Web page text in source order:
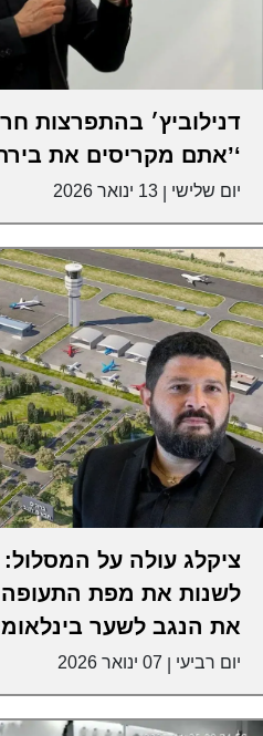
דנילוביץ׳ בהתפרצות
‘’אתם מקריסים את
יום שלישי 13 ינואר 2026
ציקלג עולה על
לשנות את מפת התעופה
את הנגב לשער
יום רביעי 07 ינואר 2026